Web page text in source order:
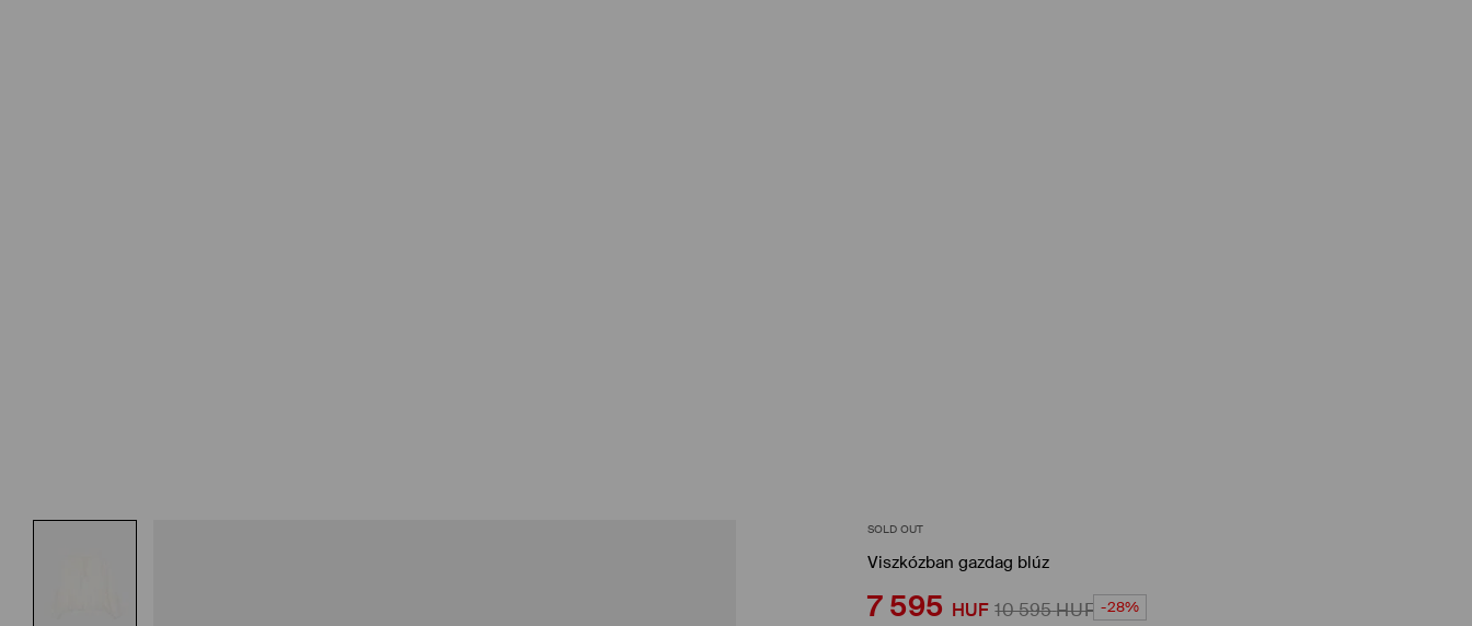
SOLD OUT
Viszkózban gazdag blúz
7 595 HUF 10 595HUF -28%